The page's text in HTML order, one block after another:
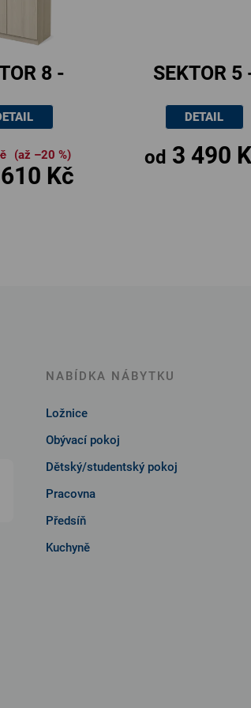
8 -
nikl
Kč
(až –20 %)
SEKTOR 5
úchytka nikl
matný
od 3 490
DETAIL
NABÍDKA NÁBYTKU
Ložnice
Obývací pokoj
Dětský/studentský pokoj
Pracovna
Předsíň
Kuchyně